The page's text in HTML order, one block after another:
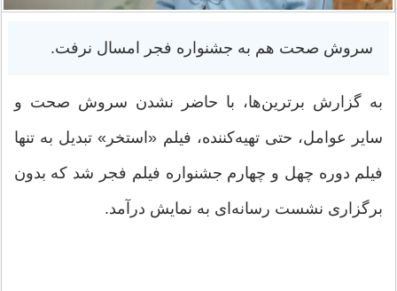
سروش صحت هم به جشنواره فجر امسال نرفت.
به گزارش برترین‌ها، با حاضر نشدن سروش صحت و
سایر عوامل، حتی تهیه‌کننده، فیلم «استخر» تبدیل به تنها
فیلم دوره چهل و چهارم جشنواره فیلم فجر شد که بدون
برگزاری نشست رسانه‌ای به نمایش درآمد.